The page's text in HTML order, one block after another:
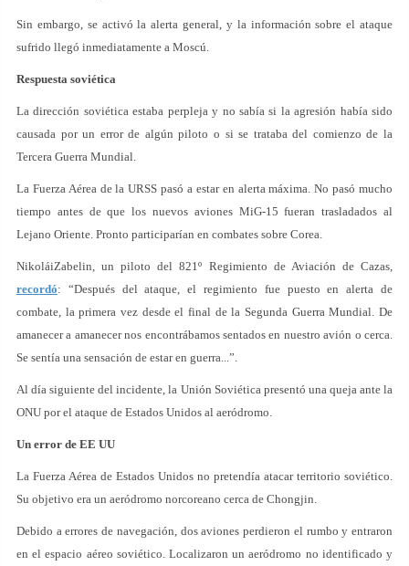
Sin embargo, se activó la alerta general, y la información sobre el ataque
sufrido llegó inmediatamente a Moscú.
Respuesta soviética
La dirección soviética estaba perpleja y no sabía si la agresión había sido
causada por un error de algún piloto o si se trataba del comienzo de la
Tercera Guerra Mundial.
La Fuerza Aérea de la URSS pasó a estar en alerta máxima. No pasó mucho
tiempo antes de que los nuevos aviones MiG-15 fueran trasladados al
Lejano Oriente. Pronto participarían en combates sobre Corea.
NikoláiZabelin, un piloto del 821º Regimiento de Aviación de Cazas,
recordó: “Después del ataque, el regimiento fue puesto en alerta de
combate, la primera vez desde el final de la Segunda Guerra Mundial. De
amanecer a amanecer nos encontrábamos sentados en nuestro avión o cerca.
Se sentía una sensación de estar en guerra...”.
Al día siguiente del incidente, la Unión Soviética presentó una queja ante la
ONU por el ataque de Estados Unidos al aeródromo.
Un error de EE UU
La Fuerza Aérea de Estados Unidos no pretendía atacar territorio soviético.
Su objetivo era un aeródromo norcoreano cerca de Chongjin.
Debido a errores de navegación, dos aviones perdieron el rumbo y entraron
en el espacio aéreo soviético. Localizaron un aeródromo no identificado y